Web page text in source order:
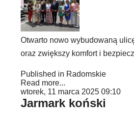
Otwarto nowo wybudowaną
oraz zwiększy komfort i
Published in Radomskie
Read more...
wtorek, 11 marca 2025 09:10
Jarmark koński